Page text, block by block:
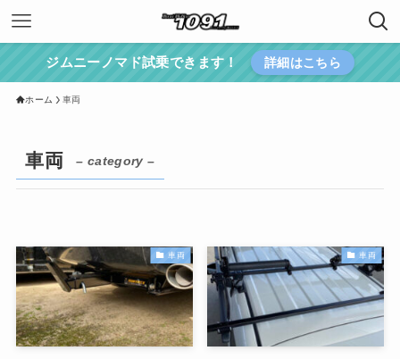
ジムニーノマド試乗できます！ 詳細はこちら
ホーム 車両
車両 – category –
車両 車両